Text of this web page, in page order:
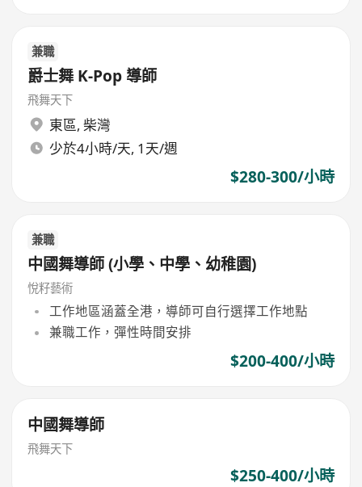
兼職
爵士舞 K-Pop 導師
飛舞天下
東區, 柴灣
少於4小時/天, 1天/週
$280-300/小時
兼職
中國舞導師 (小學、中學、幼稚園)
悅籽藝術
工作地區涵蓋全港，導師可自行選擇工作地點
兼職工作，彈性時間安排
$200-400/小時
中國舞導師
飛舞天下
$250-400/小時